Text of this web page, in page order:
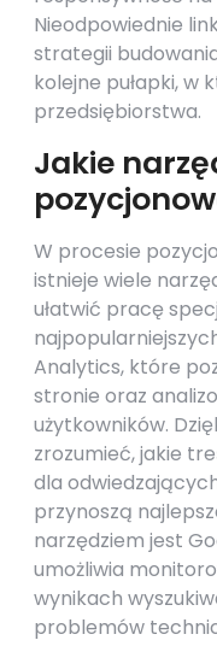
Nieodpowiednie
strategii
kolejne pułapki, w
przedsiębiorstwa.
Jakie
W procesie
istnieje wiele
ułatwić pracę
Analytics, które
stronie oraz
użytkowników.
zrozumieć, jakie
dla
przynoszą
narzędziem jest
umożliwia
wynikach
problemów